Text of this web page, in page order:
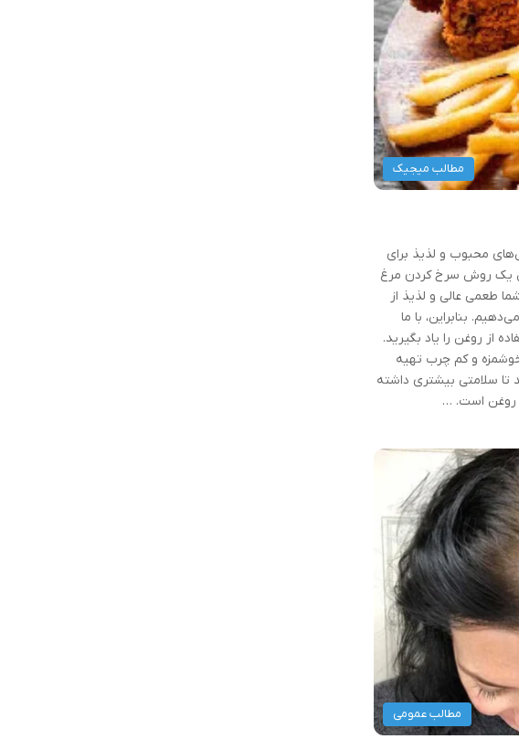
مطالب میجیک
محبوب و لذیذ برای
یک روش سرخ کردن مرغ
طعمی عالی و لذیذ از
بنابراین، با ما
از روغن را یاد بگیرید.
و کم چرب تهیه
سلامتی بیشتری داشته
روغن است. …
مطالب عمومی